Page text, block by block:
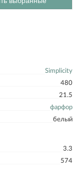
Simplicity
480
21.5
фарфор
белый
3.3
574